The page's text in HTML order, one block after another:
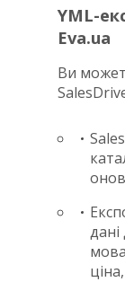
YML-
Eva.ua
Ви